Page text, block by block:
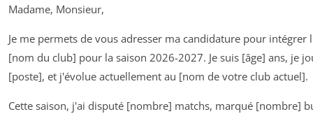
Madame, Monsieur,
Je me permets de vous adresser ma candidature pour intégrer
[nom du club] pour la saison 2026-2027. Je suis [âge] ans, je
[poste], et j'évolue actuellement au [nom de votre club actuel].
Cette saison, j'ai disputé [nombre] matchs, marqué [nombre]